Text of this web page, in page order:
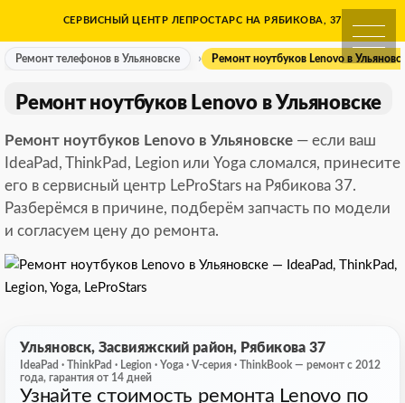
content
Ремонт телефонов в
СЕРВИСНЫЙ ЦЕНТР ЛЕПРОСТАРС НА РЯБИКОВА, 37
Ремонт телефонов в Ульяновске Ремонт ноутбуков Lenovo в
Ремонт ноутбуков Lenovo в Ульяновске
Ремонт ноутбуков Lenovo в Ульяновске — если ваш
IdeaPad, ThinkPad, Legion или Yoga сломался, принесите
его в сервисный центр LeProStars на Рябикова 37.
Разберёмся в причине, подберём запчасть по модели
и согласуем цену до ремонта.
Ульяновск, Засвияжский район, Рябикова 37
IdeaPad · ThinkPad · Legion · Yoga · V-серия · ThinkBook — ремонт с 2012
года, гарантия от 14 дней
Узнайте стоимость ремонта Lenovo по